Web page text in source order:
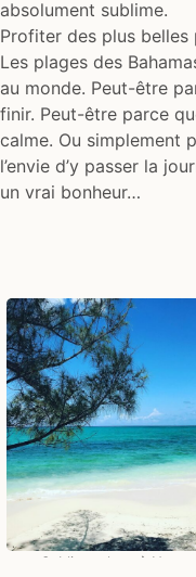
absolument sublime.
Profiter des plus belles
Les plages des
au monde. Peut-être
finir. Peut-être parce
calme. Ou simplement
l’envie d’y passer la
un vrai bonheur…
Sublime plage à Nassau